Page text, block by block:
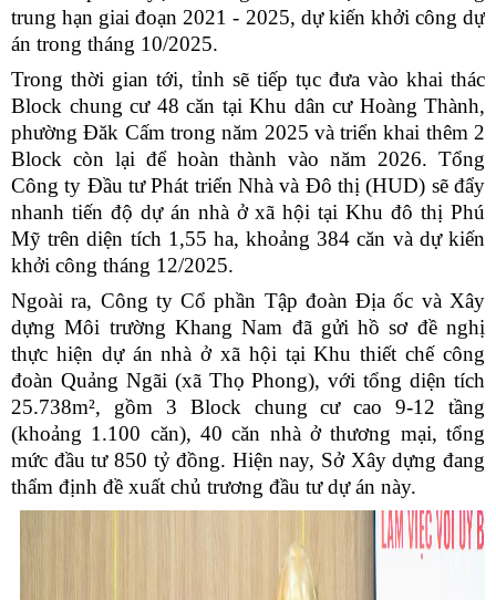
trung hạn giai đoạn 2021 - 2025, dự kiến khởi công dự
án trong tháng 10/2025.
Trong thời gian tới, tỉnh sẽ tiếp tục đưa vào khai thác
Block chung cư 48 căn tại Khu dân cư Hoàng Thành,
phường Đăk Cấm trong năm 2025 và triển khai thêm 2
Block còn lại để hoàn thành vào năm 2026. Tổng
Công ty Đầu tư Phát triển Nhà và Đô thị (HUD) sẽ đẩy
nhanh tiến độ dự án nhà ở xã hội tại Khu đô thị Phú
Mỹ trên diện tích 1,55 ha, khoảng 384 căn và dự kiến
khởi công tháng 12/2025.
Ngoài ra, Công ty Cổ phần Tập đoàn Địa ốc và Xây
dựng Môi trường Khang Nam đã gửi hồ sơ đề nghị
thực hiện dự án nhà ở xã hội tại Khu thiết chế công
đoàn Quảng Ngãi (xã Thọ Phong), với tổng diện tích
25.738m², gồm 3 Block chung cư cao 9-12 tầng
(khoảng 1.100 căn), 40 căn nhà ở thương mại, tổng
mức đầu tư 850 tỷ đồng. Hiện nay, Sở Xây dựng đang
thẩm định đề xuất chủ trương đầu tư dự án này.